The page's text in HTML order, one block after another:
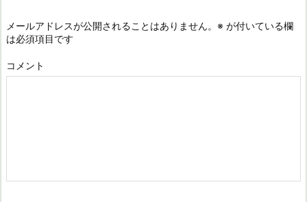
メールアドレスが公開されることはありません。 ※ が付いている欄
は必須項目です
コメント